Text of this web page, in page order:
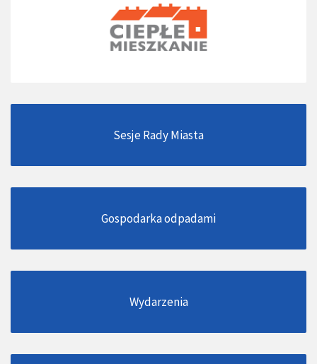
Sesje Rady Miasta
Gospodarka odpadami
Wydarzenia